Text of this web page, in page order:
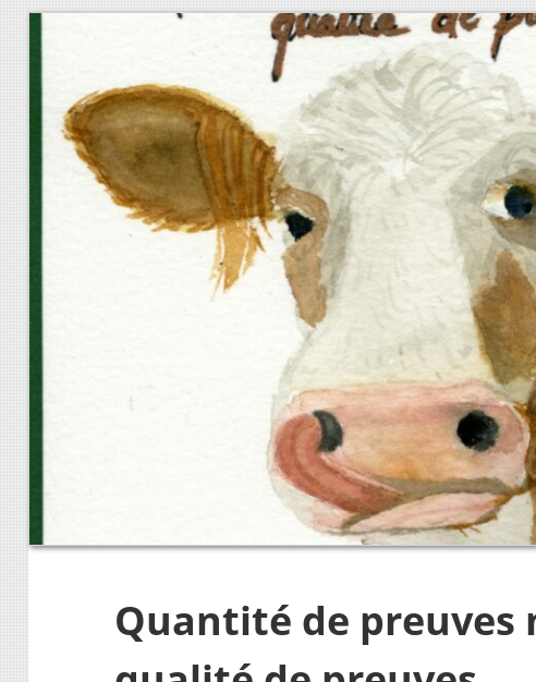
Quantité de preuves